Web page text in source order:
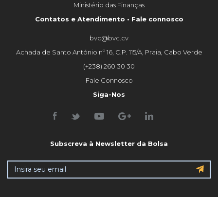
Ministério das Finanças
Contatos e Atendimento • Fale connosco
bvc@bvc.cv
Achada de Santo António nº 16, C.P. 115/A, Praia, Cabo Verde
(+238) 260 30 30
Fale Connosco
Siga-Nos
Subscreva à Newsletter da Bolsa